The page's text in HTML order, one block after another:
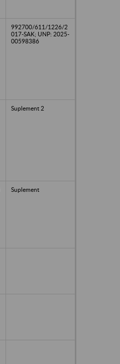
992700/611/1226/2
017-SAK; UNP: 2025-
00598386
Suplement 2
Suplement